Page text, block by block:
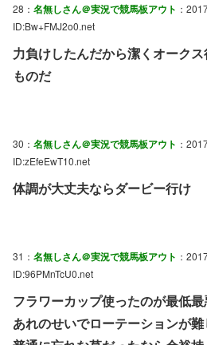
28： 名無しさん＠実況で競馬板アウト ：
ID:Bw+FMJ2o0.net
力負けしたんだから潔くオーク
ものだ
30： 名無しさん＠実況で競馬板アウト ：
ID:zEfeEwT10.net
体調が大丈夫ならダービー行け
31： 名無しさん＠実況で競馬板アウト ：
ID:96PMnTcU0.net
フラワーカップ使ったのが最低
あれのせいでローテーションが